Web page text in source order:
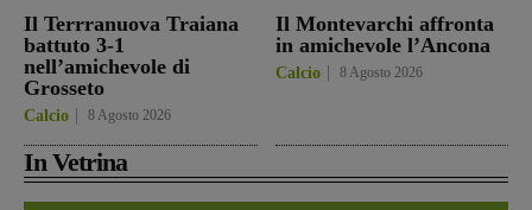
Il Terrranuova Traiana
battuto 3-1
nell’amichevole di
Grosseto
Calcio 8 Agosto 2026
Il Montevarchi affronta
in amichevole l’Ancona
Calcio 8 Agosto 2026
In Vetrina